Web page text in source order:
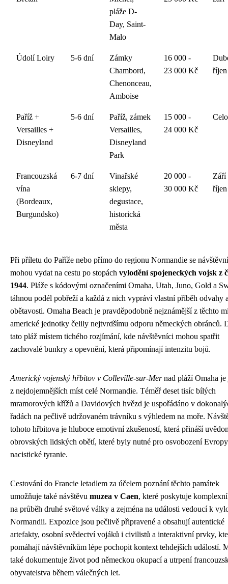
pláže D-
Day, Saint-
Malo
Údolí Loiry 5-6 dní
Zámky
Chambord,
Chenonceau,
Amboise
16 000 -
23 000 Kč
říjen
Paříž +
Versailles +
Disneyland
5-6 dní
Paříž, zámek
Versailles,
Disneyland
Park
15 000 -
24 000 Kč
Francouzská
vína
(Bordeaux,
Burgundsko)
6-7 dní
Vinařské
sklepy,
degustace,
historická
města
20 000 -
30 000 Kč
Září
říjen
Při příletu do Paříže nebo přímo do regionu Normandie se
mohou vydat na cestu po stopách vylodění spojeneckých vojsk z
1944. Pláže s kódovými označeními Omaha, Utah, Juno, Gold a
táhnou podél pobřeží a každá z nich vypráví vlastní příběh odvahy
obětavosti. Omaha Beach je pravděpodobně nejznámější z těchto
americké jednotky čelily nejtvrdšímu odporu německých obránců.
tato pláž místem tichého rozjímání, kde návštěvníci mohou spatřit
zachovalé bunkry a opevnění, která připomínají intenzitu bojů.
Americký vojenský hřbitov v Colleville-sur-Mernad pláží Omaha je
z nejdojemnějších míst celé Normandie. Téměř deset tisíc bílých
mramorových křížů a Davidových hvězd je uspořádáno v
řadách na pečlivě udržovaném trávníku s výhledem na moře.
tohoto hřbitova je hluboce emotivní zkušeností, která přináší
obrovských lidských obětí, které byly nutné pro osvobození
nacistické tyranie.
Cestování do Francie letadlem za účelem poznání těchto památek
umožňuje také návštěvu muzea v Caen, které poskytuje
na průběh druhé světové války a zejména na události vedoucí k
Normandii. Expozice jsou pečlivě připravené a obsahují autentické
artefakty, osobní svědectví vojáků i civilistů a interaktivní prvky,
pomáhají návštěvníkům lépe pochopit kontext tehdejších událostí.
také dokumentuje život pod německou okupací a utrpení
obyvatelstva během válečných let.